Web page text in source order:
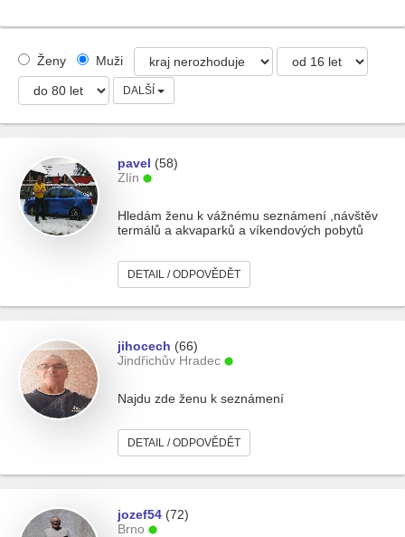
Ženy Muži
DALŠÍ
pavel (58)
Zlín
Hledám ženu k vážnému seznámení ,návštěv
termálů a akvaparků a víkendových pobytů
DETAIL / ODPOVĚDĚT
jihocech (66)
Jindřichův Hradec
Najdu zde ženu k seznámení
DETAIL / ODPOVĚDĚT
jozef54 (72)
Brno